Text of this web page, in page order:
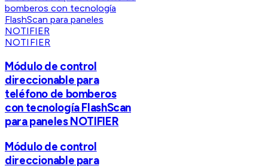
NOTIFIER
Módulo de control
direccionable para
teléfono de bomberos
con tecnología FlashScan
para paneles NOTIFIER
Módulo de control
direccionable para